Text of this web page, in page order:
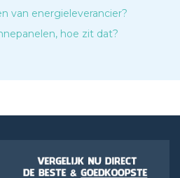
van energieleverancier?
hoe zit dat?